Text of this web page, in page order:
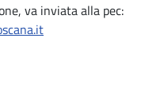
va inviata alla pec: